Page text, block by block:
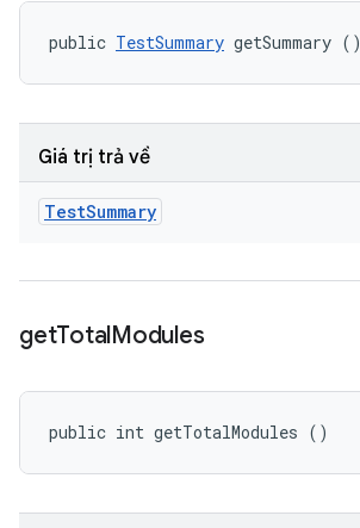
public TestSummary getSummary ()
Giá trị trả về
TestSummary
getTotalModules
public int getTotalModules ()